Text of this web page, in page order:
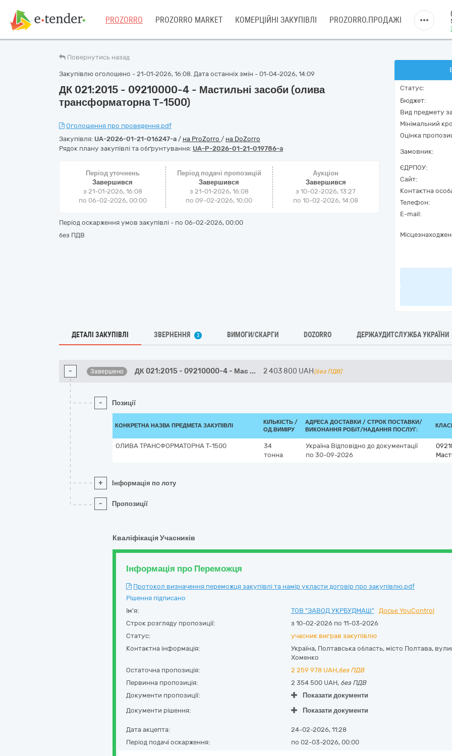
PROZORRO PROZORRO MARKET КОМЕРЦІЙНІ ЗАКУПІВЛІ PROZORRO.ПРОДАЖІ
Повернутись назад
Закупівлю оголошено - 21-01-2026, 16:08. Дата останніх змін - 01-04-2026, 14:09
ДК 021:2015 - 09210000-4 - Мастильні засоби (олива
трансформаторна Т-1500)
Оголошення про проведення.pdf
Закупівля: UA-2026-01-21-016247-a / на ProZorro / на DoZorro
Рядок плану закупівлі та обґрунтування: UA-P-2026-01-21-019786-a
Період уточнень
Завершився
з 21-01-2026, 16:08
по 06-02-2026, 00:00
Період подачі пропозицій
Завершився
з 21-01-2026, 16:08
по 09-02-2026, 10:00
Аукціон
Завершився
з10-02-2026, 13:27
по10-02-2026, 14:08
Період оскарження умов закупівлі - по 06-02-2026, 00:00
без ПДВ
Статус:
Бюджет:
Вид предмету
Мінімальний
Оцінка
Замовник:
ЄДРПОУ:
Сайт:
Контактна
Телефон:
E-mail:
ДЕТАЛІ ЗАКУПІВЛІ ЗВЕРНЕННЯ 3 ВИМОГИ/СКАРГИ DOZORRO ДЕРЖАУДИТСЛУЖБА УКРАЇНИ
- Завершено ДК 021:2015 - 09210000-4 - Мас ... 2 403 800 UAH (без ПДВ)
- Позиції
КОНКРЕТНА НАЗВА ПРЕДМЕТА ЗАКУПІВЛІ
КІЛЬКІСТЬ /
ОД.ВИМІРУ
АДРЕСА ДОСТАВКИ / СТРОК ПОСТАВКИ/
ВИКОНАННЯ РОБІТ/НАДАННЯ ПОСЛУГ:
ОЛИВА ТРАНСФОРМАТОРНА Т-1500
34
тонна
Україна Відповідно до документації
по 30-09-2026
+ Інформація по лоту
- Пропозиції
Кваліфікація Учасників
Інформація про Переможця
Протокол визначення переможця закупівлі та намір укласти договір про закупівлю.pdf
Рішення підписано
Ім'я:
ТОВ "ЗАВОД УКРБУДМАШ"
Досьє YouControl
Строк розгляду пропозиції:
з 10-02-2026 по 11-03-2026
Статус:
учасник виграв закупівлю
Контактна інформація:
Україна, Полтавська область, місто Полтава,
Хоменко
Остаточна пропозиція:
2 259 978 UAH,без ПДВ
Первинна пропозиція:
2 354 500 UAH, без ПДВ
Документи пропозиції:
Показати документи
Документи рішення:
Показати документи
Дата акцепта:
24-02-2026, 11:28
Період подачі оскарження:
по 02-03-2026, 00:00